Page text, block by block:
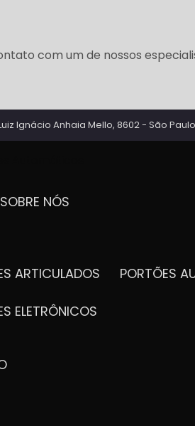
com um de nossos
Ignácio Anhaia Mello, 8602 - São
SOBRE NÓS
ARTICULADOS
PORTÕES
ELETRÔNICOS